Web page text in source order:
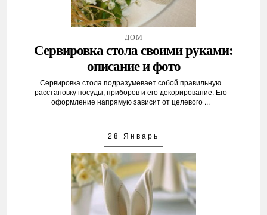
ДОМ
Сервировка стола своими руками:
описание и фото
Сервировка стола подразумевает собой правильную
расстановку посуды, приборов и его декорирование. Его
оформление напрямую зависит от целевого ...
28 Январь